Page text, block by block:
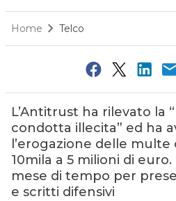
Home Telco
L’Antitrust ha rilevato la
condotta illecita” ed ha
l’erogazione delle multe
10mila a 5 milioni di
mese di tempo per
e scritti difensivi